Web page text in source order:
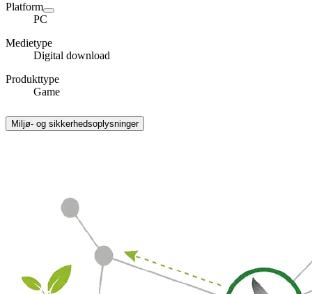
Platform
PC
Medietype
Digital download
Produkttype
Game
Miljø- og sikkerhedsoplysninger